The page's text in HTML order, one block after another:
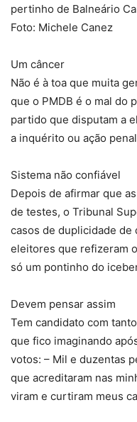
pertinho de Balneário
Foto: Michele Canez
Um câncer
Não é à toa que muita
que o PMDB é o mal do
partido que disputam a
a inquérito ou ação
Sistema não confiável
Depois de afirmar que
de testes, o Tribunal
casos de duplicidade
eleitores que refizeram
só um pontinho do
Devem pensar assim
Tem candidato com
que fico imaginando
votos: – Mil e duzentas
que acreditaram nas
viram e curtiram meus